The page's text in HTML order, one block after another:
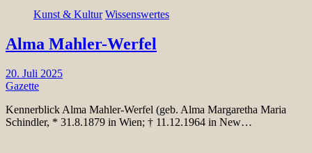
Kunst & Kultur Wissenswertes
Alma Mahler-Werfel
20. Juli 2025
Gazette
Kennerblick Alma Mahler-Werfel (geb. Alma Margaretha Maria
Schindler, * 31.8.1879 in Wien; † 11.12.1964 in New…